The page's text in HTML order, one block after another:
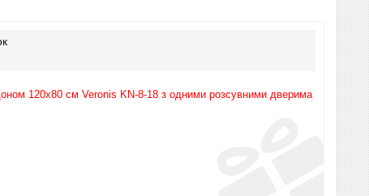
120х80 см Veronis KN-8-18 з одними розсувними дверима